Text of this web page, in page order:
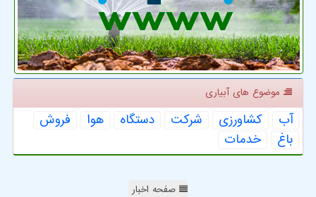
موضوع های آبیاری
آب كشاورزی شركت دستگاه هوا
فروش
باغ
خدمات
صفحه اخبار